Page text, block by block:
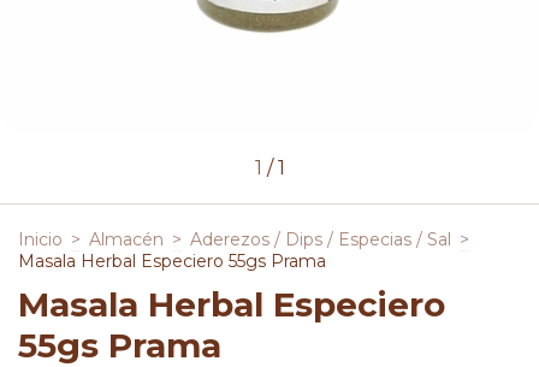
1 /1
Inicio > Almacén > Aderezos / Dips / Especias / Sal >
Masala Herbal Especiero 55gs Prama
Masala Herbal Especiero
55gs Prama